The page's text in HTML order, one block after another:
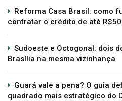
Reforma Casa Brasil: como
contratar o crédito de até
Sudoeste e Octogonal: dois
Brasília na mesma vizinhança
Guará vale a pena? O guia
quadrado mais estratégico do